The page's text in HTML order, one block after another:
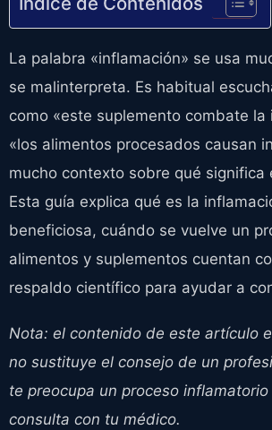
La palabra «inflamación» se usa
se malinterpreta. Es habitual
como «este suplemento combate la
«los alimentos procesados causan
mucho contexto sobre qué significa
Esta guía explica qué es la
beneficiosa, cuándo se vuelve un
alimentos y suplementos cuentan
respaldo científico para ayudar a
Nota: el contenido de este artículo
no sustituye el consejo de un
te preocupa un proceso
consulta con tu médico.